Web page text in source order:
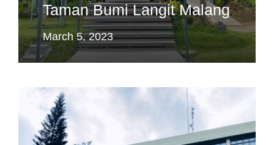
Taman Bumi Langit Malang
March 5, 2023